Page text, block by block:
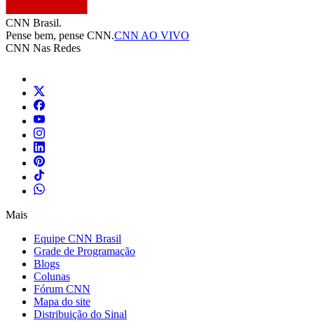
CNN Brasil.
Pense bem, pense CNN.CNN AO VIVO
CNN Nas Redes
Mais
Equipe CNN Brasil
Grade de Programação
Blogs
Colunas
Fórum CNN
Mapa do site
Distribuição do Sinal